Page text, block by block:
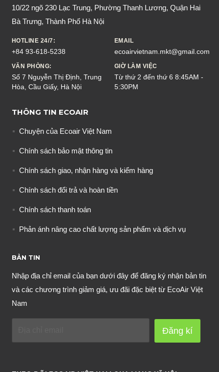
10/22 ngõ 230 Lạc Trung, Phường Thanh Lương, Quận Hai
Bà Trưng, Thành Phố Hà Nội
HOTLINE 24/7:
+84 93-618-5238
EMAIL
ecoairvietnam.mkt@gmail.com
VĂN PHÒNG:
Số 7 Nguyễn Thị Định, Trung
Hòa, Cầu Giấy, Hà Nội
GIỜ LÀM VIỆC
Từ thứ 2 đến thứ 6 8:45AM -
5:30PM
THÔNG TIN ECOAIR
Chuyện của Ecoair Việt Nam
Chính sách bảo mật thông tin
Chính sách giao, nhận hàng và kiểm hàng
Chính sách đổi trả và hoàn tiền
Chính sách thanh toán
Phản ánh nâng cao chất lượng sản phẩm và dịch vụ
BẢN TIN
Nhập địa chỉ email của bạn dưới đây để đăng ký nhận bản tin
và các chương trình giảm giá, ưu đãi đặc biệt từ EcoAir Việt
Nam
Đăng kí